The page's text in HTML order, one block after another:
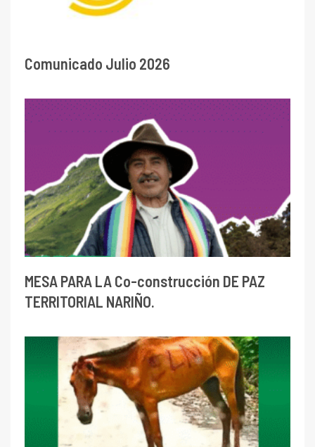
Comunicado Julio 2026
MESA PARA LA Co-construcción DE PAZ
TERRITORIAL NARIÑO.